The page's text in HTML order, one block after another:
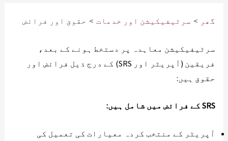
گھر سرٹیفیکیشن اور خدمات حقوق اور فرائض
سرٹیفیکیشن معاہدہ پر دستخط ہونے کے بعد،
فریقین (آپریٹر اور SRS) کے درج ذیل فرائض اور
حقوق ہیں:
SRS کے فرائض میں شامل ہیں:
آپریٹر کے منتخب کردہ معیارات کی تعمیل کی